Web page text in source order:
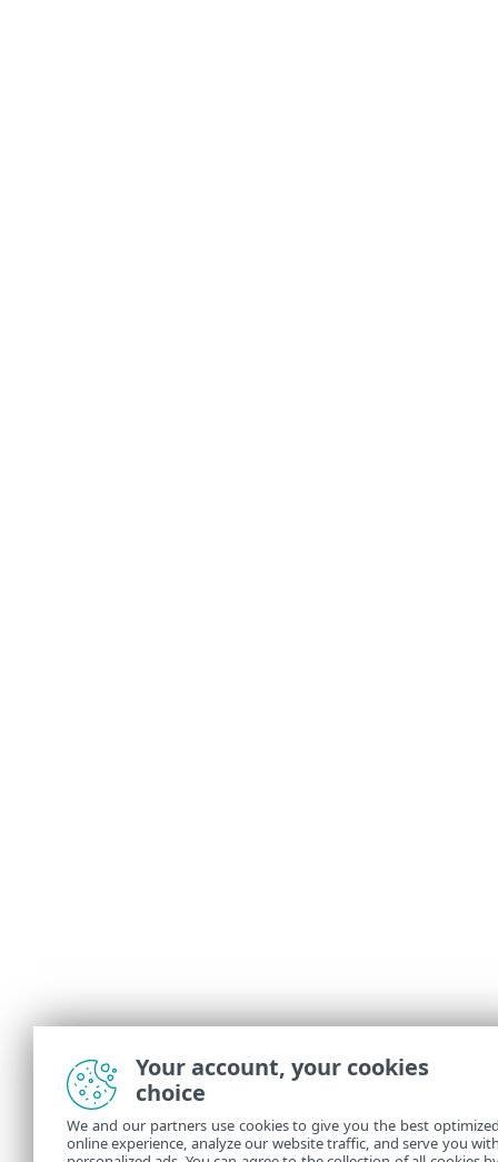
Your account, your cookies
choice
We and our partners use cookies to give you the best
online experience, analyze our website traffic, and serve you